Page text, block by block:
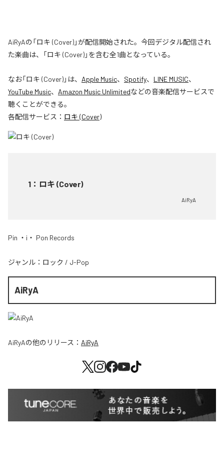
AiRyAの「ロキ (Cover)」が配信開始された。今回デジタル配信され
た楽曲は、「ロキ (Cover)」を含む全1曲となっている。
なお「ロキ (Cover)」は、 Apple Music、 Spotify、 LINE MUSIC、
YouTube Music、 Amazon Music Unlimitedなどの音楽配信サービスで
聴くことができる。
各配信サービス： ロキ (Cover)
1 ： ロキ (Cover)
AiRyA
Pin ・i・ Pon Records
ジャンル： ロック / J-Pop
AiRyA
AiRyAの他のリリース： AiRyA